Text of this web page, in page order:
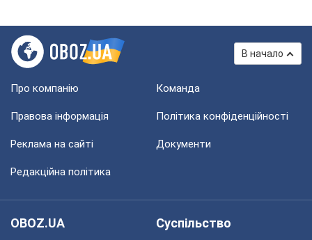
В начало
Про компанію Команда
Правова інформація Політика конфіденційності
Реклама на сайті Документи
Редакційна політика
OBOZ.UA
Суспільство